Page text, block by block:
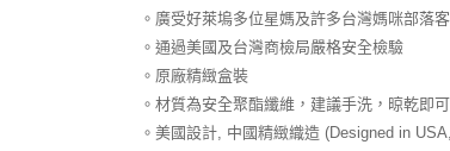
。廣受好萊塢多位星媽及許多台灣媽咪部落
。通過美國及台灣商檢局嚴格安全檢驗
。原廠精緻盒裝
。材質為安全聚酯纖維，建議手洗，晾乾即
。美國設計, 中國精緻織造 (Designed in